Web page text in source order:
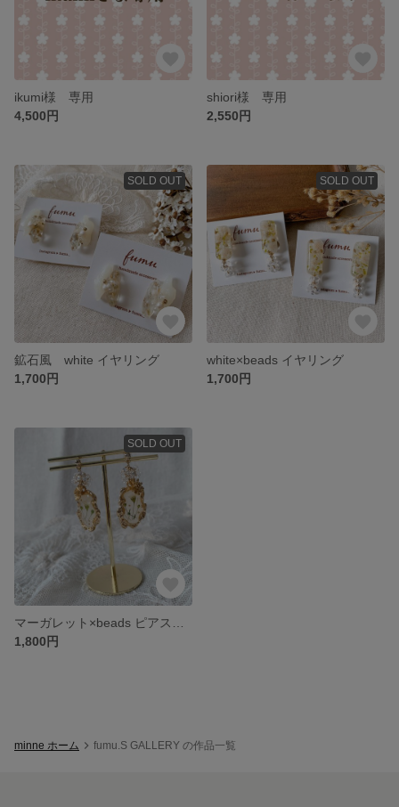
ikumi様 専用
4,500円
shiori様 専用
2,550円
SOLD OUT
鉱石風 white イヤリング
1,700円
SOLD OUT
white×beads イヤリング
1,700円
SOLD OUT
1,800円
minne ホーム fumu.S GALLERY の作品一覧